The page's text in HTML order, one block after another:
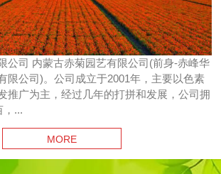
公司 内蒙古赤菊园艺有限公司(前身-赤峰华
限公司)。公司成立于2001年，主要以色素
推广为主，经过几年的打拼和发展，公司拥
，...
MORE